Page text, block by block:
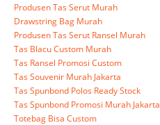
Produsen Tas Serut Murah
Drawstring Bag Murah
Produsen Tas Serut Ransel Murah
Tas Blacu Custom Murah
Tas Ransel Promosi Custom
Tas Souvenir Murah Jakarta
Tas Spunbond Polos Ready Stock
Tas Spunbond Promosi Murah Jakarta
Totebag Bisa Custom